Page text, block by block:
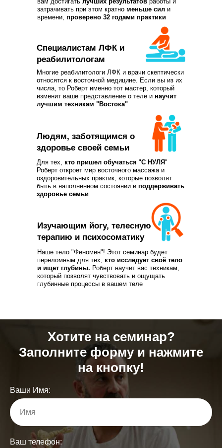
затрачивать при этом кратно меньше сил и
времени, проверено 32 годами практики
Специалистам ЛФК и
реабилитологам
Многие реабилитологи ЛФК и врачи скептически
относятся к восточной медицине. Если вы из их
числа, то Роберт именно тот мастер, который
изменит ваше представление о теле и научит
лучшим техникам "Востока"
Людям, заботящимся о
здоровье своей семьи
Для тех, кто пришел обучаться "С НУЛЯ"
Роберт откроет мир восточного массажа и
оздоровительных практик, которые позволят
быть в наполненном состоянии и поддерживать
здоровье семьи
Изучающим йогу, телесную
терапию и психосоматику
Наше тело "Феномен"! Этот семинар будет
переломным для тех, кто исследует своё тело
и ищет глубины. Роберт научит вас техникам,
который позволят чувствовать и ощущать
глубинные процессы в вашем теле
Хотите на семинар?
Заполните форму и нажмите
на кнопку!
Ваши Имя:
Имя
Ваш телефон: